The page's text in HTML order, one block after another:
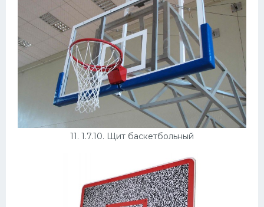
11. 1.7.10. Щит баскетбольный